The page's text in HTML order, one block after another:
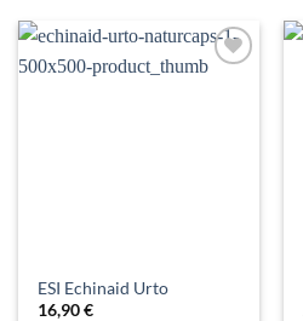
ESI Echinaid Urto
16,90€